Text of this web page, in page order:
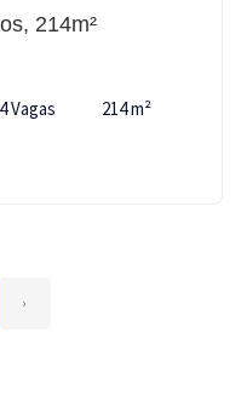
214m²
4 Vagas 214 m²
›